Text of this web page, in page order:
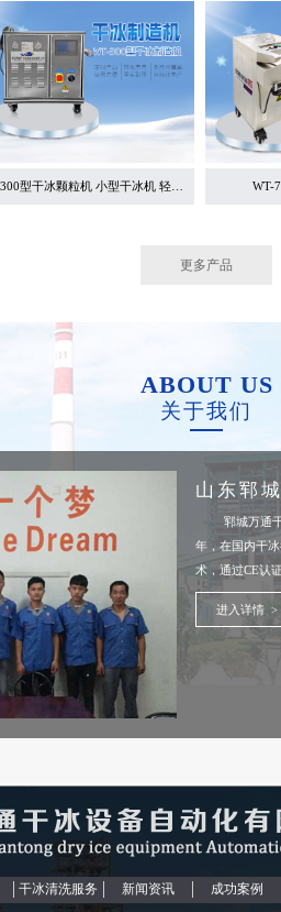
WT-300型干冰颗粒机 小型干冰机 轻便易操 WT-
更多产品
ABOUT US
关于我们
山东郓
郓城万通干
年，在国内干
术，通过CE认
进入详情 >
干冰清洗服务 新闻资讯 成功案例